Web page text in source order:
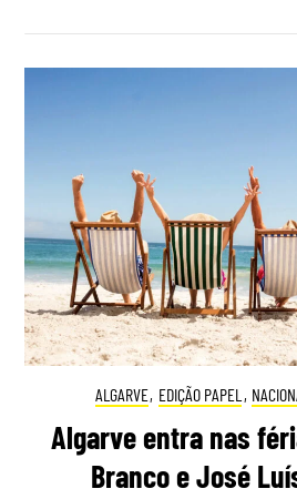
ALGARVE, EDIÇÃO PAPEL ,
Algarve entra nas
Branco e José